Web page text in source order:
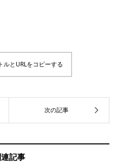
ルとURLをコピーする
連記事